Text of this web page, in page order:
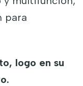
para
logo en su